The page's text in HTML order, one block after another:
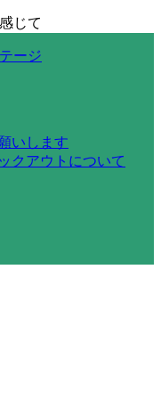
じて
いします
クアウトについて